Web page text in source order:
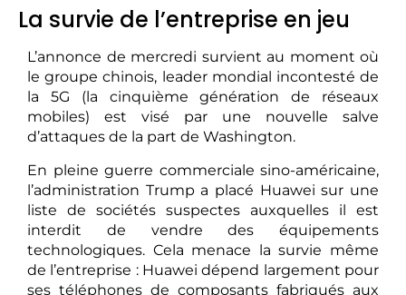
La survie de l’entreprise en jeu
L’annonce de mercredi survient au moment où
le groupe chinois, leader mondial incontesté de
la 5G (la cinquième génération de réseaux
mobiles) est visé par une nouvelle salve
d’attaques de la part de Washington.
En pleine guerre commerciale sino-américaine,
l’administration Trump a placé Huawei sur une
liste de sociétés suspectes auxquelles il est
interdit de vendre des équipements
technologiques. Cela menace la survie même
de l’entreprise : Huawei dépend largement pour
ses téléphones de composants fabriqués aux